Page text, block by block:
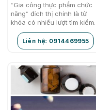
“Gia công thực phẩm chức
năng” đích thị chính là từ
khóa có nhiều lượt tìm kiếm
nhất trên các trang web hiện
nay. Nói về dịch vụ…
Liên hệ: 0914469955